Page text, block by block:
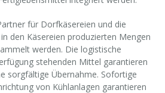
für Dorfkäsereien und die
den Käsereien produzierten Mengen
werden. Die logistische
stehenden Mittel garantieren
sorgfältige Übernahme. Sofortige
von Kühlanlagen garantieren